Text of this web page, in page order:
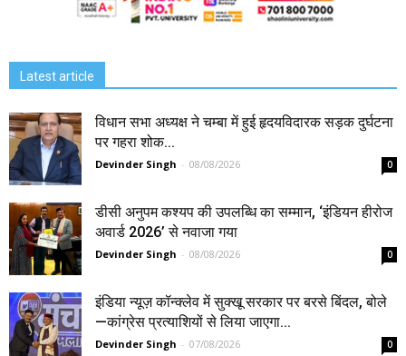
Latest article
विधान सभा अध्यक्ष ने चम्बा में हुई हृदयविदारक सड़क दुर्घटना
पर गहरा शोक...
Devinder Singh - 08/08/2026 0
डीसी अनुपम कश्यप की उपलब्धि का सम्मान, ‘इंडियन हीरोज
अवार्ड 2026’ से नवाजा गया
Devinder Singh - 08/08/2026 0
इंडिया न्यूज़ कॉन्क्लेव में सुक्खू सरकार पर बरसे बिंदल, बोले
—कांग्रेस प्रत्याशियों से लिया जाएगा...
Devinder Singh - 07/08/2026 0